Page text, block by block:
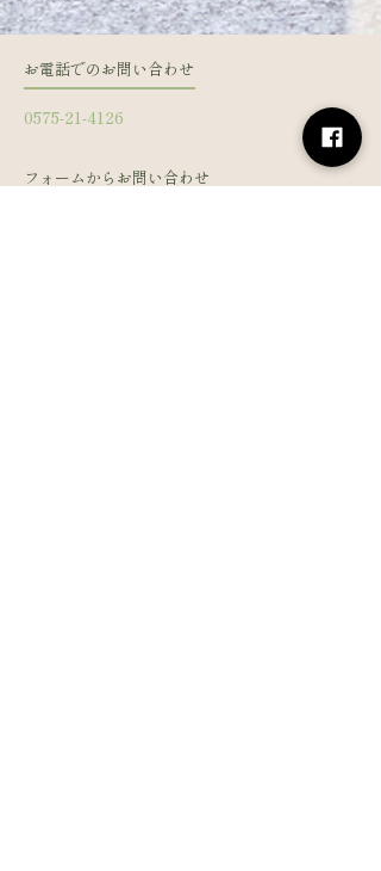
お電話でのお問い合わせ
0575-21-4126
フォームからお問い合わせ